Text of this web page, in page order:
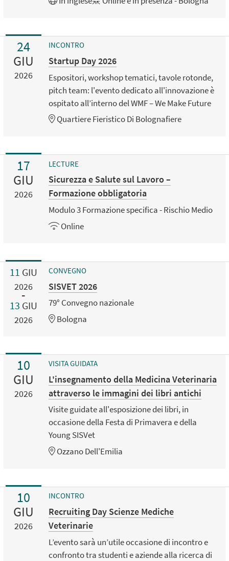
24
GIU
2026
INCONTRO
Startup Day 2026
Espositori, workshop tematici, tavole rotonde,
pitch team: l'evento dedicato all'innovazione è
ospitato all’interno del WMF – We Make Future
Quartiere Fieristico Di Bolognafiere
17
GIU
2026
LECTURE
Sicurezza e Salute sul Lavoro –
Formazione obbligatoria
Modulo 3 Formazione specifica - Rischio Medio
Online
11 GIU
2026
13 GIU
2026
CONVEGNO
SISVET 2026
79° Convegno nazionale
Bologna
10
GIU
2026
VISITA GUIDATA
L'insegnamento della Medicina Veterinaria
attraverso le immagini dei libri antichi
Visite guidate all'esposizione dei libri, in
occasione della Festa di Primavera e della
Young SISVet
Ozzano Dell'Emilia
10
GIU
2026
INCONTRO
Recruiting Day Scienze Mediche
Veterinarie
L’evento sarà un’utile occasione di incontro e
confronto tra studenti e aziende alla ricerca di